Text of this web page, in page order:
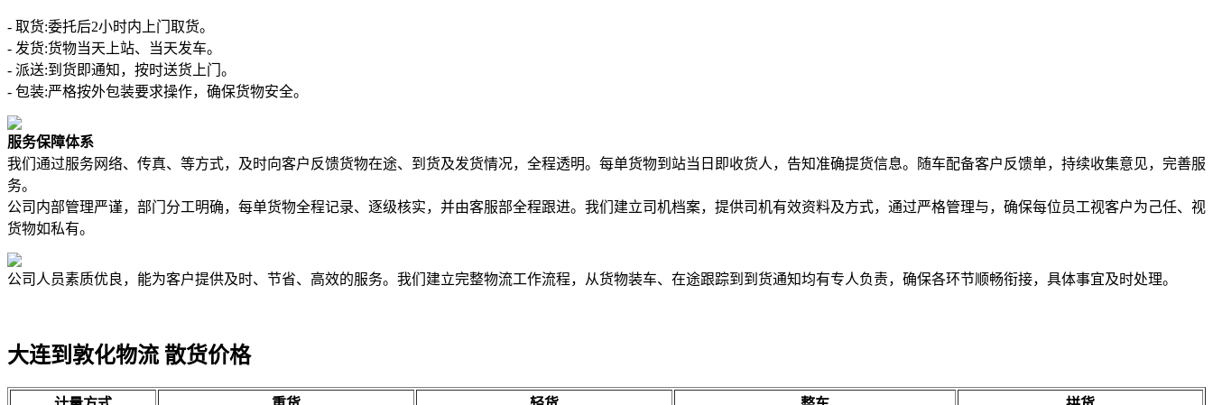
- 取货:委托后2小时内上门取货。
- 发货:货物当天上站、当天发车。
- 派送:到货即通知，按时送货上门。
- 包装:严格按外包装要求操作，确保货物安全。
服务保障体系
我们通过服务网络、传真、等方式，及时向客户反馈货物在途、到货及发货情况，全程透明。每单货物到站当日即收货人，告知准确提货信息。随车配备客户反馈单，持续收集意见，完善服
务。
公司内部管理严谨，部门分工明确，每单货物全程记录、逐级核实，并由客服部全程跟进。我们建立司机档案，提供司机有效资料及方式，通过严格管理与，确保每位员工视客户为己任、视
货物如私有。
公司人员素质优良，能为客户提供及时、节省、高效的服务。我们建立完整物流工作流程，从货物装车、在途跟踪到到货通知均有专人负责，确保各环节顺畅衔接，具体事宜及时处理。
大连到敦化物流 散货价格